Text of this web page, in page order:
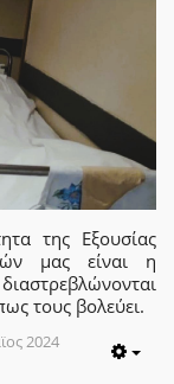
της Εξουσίας
μας είναι η
τους βολεύει.
2024